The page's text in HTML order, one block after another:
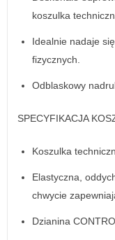
koszulka
Idealnie nadaje
fizycznych.
Odblaskowy
SPECYFIKACJA
Koszulka
Elastyczna,
chwycie
Dzianina